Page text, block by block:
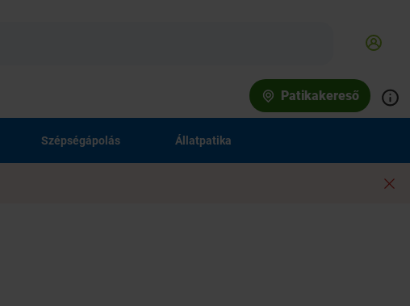
Patikakereső
Szépségápolás Állatpatika